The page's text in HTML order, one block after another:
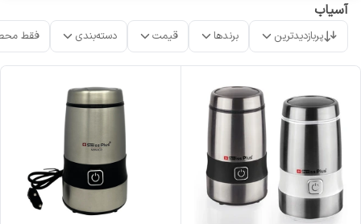
آسیاب
پربازدیدترین برندها قیمت دسته‌بندی فقط